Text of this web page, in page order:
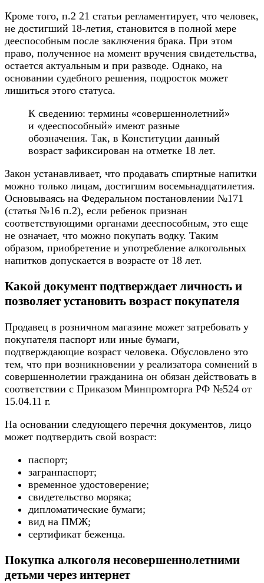
Кроме того, п.2 21 статьи регламентирует, что человек,
не достигший 18-летия, становится в полной мере
дееспособным после заключения брака. При этом
право, полученное на момент вручения свидетельства,
остается актуальным и при разводе. Однако, на
основании судебного решения, подросток может
лишиться этого статуса.
К сведению: термины «совершеннолетний»
и «дееспособный» имеют разные
обозначения. Так, в Конституции данный
возраст зафиксирован на отметке 18 лет.
Закон устанавливает, что продавать спиртные напитки
можно только лицам, достигшим восемьнадцатилетия.
Основываясь на Федеральном постановлении №171
(статья №16 п.2), если ребенок признан
соответствующими органами дееспособным, это еще
не означает, что можно покупать водку. Таким
образом, приобретение и употребление алкогольных
напитков допускается в возрасте от 18 лет.
Какой документ подтверждает личность и
позволяет установить возраст покупателя
Продавец в розничном магазине может затребовать у
покупателя паспорт или иные бумаги,
подтверждающие возраст человека. Обусловлено это
тем, что при возникновении у реализатора сомнений в
совершеннолетии гражданина он обязан действовать в
соответствии с Приказом Минпромторга РФ №524 от
15.04.11 г.
На основании следующего перечня документов, лицо
может подтвердить свой возраст:
паспорт;
загранпаспорт;
временное удостоверение;
свидетельство моряка;
дипломатические бумаги;
вид на ПМЖ;
сертификат беженца.
Покупка алкоголя несовершеннолетними
детьми через интернет